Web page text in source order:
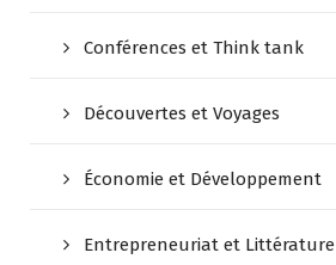
Conférences et Think tank
Découvertes et Voyages
Économie et Développement
Entrepreneuriat et Littérature